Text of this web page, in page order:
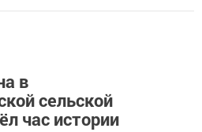
в
сельской
час истории